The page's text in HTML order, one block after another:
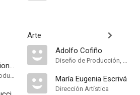
Aspa Producciones Cinematográficas S.A
Compañía de Produccion
Arte
Adolfo Cofiño
Diseño de Producción, Decorados
María Eugenia Escrivá
Dirección Artística